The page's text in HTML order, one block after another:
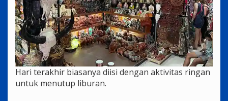
Hari terakhir biasanya diisi dengan aktivitas ringan
untuk menutup liburan.